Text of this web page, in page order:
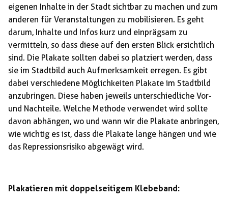
eigenen Inhalte in der Stadt sichtbar zu machen und zum
anderen für Veranstaltungen zu mobilisieren. Es geht
darum, Inhalte und Infos kurz und einprägsam zu
vermitteln, so dass diese auf den ersten Blick ersichtlich
sind. Die Plakate sollten dabei so platziert werden, dass
sie im Stadtbild auch Aufmerksamkeit erregen. Es gibt
dabei verschiedene Möglichkeiten Plakate im Stadtbild
anzubringen. Diese haben jeweils unterschiedliche Vor-
und Nachteile. Welche Methode verwendet wird sollte
davon abhängen, wo und wann wir die Plakate anbringen,
wie wichtig es ist, dass die Plakate lange hängen und wie
das Repressionsrisiko abgewägt wird.
Plakatieren mit doppelseitigem Klebeband: